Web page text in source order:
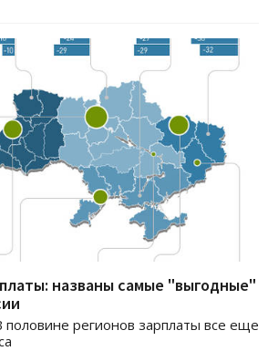
названы самые "выгодные"
регионов зарплаты все еще